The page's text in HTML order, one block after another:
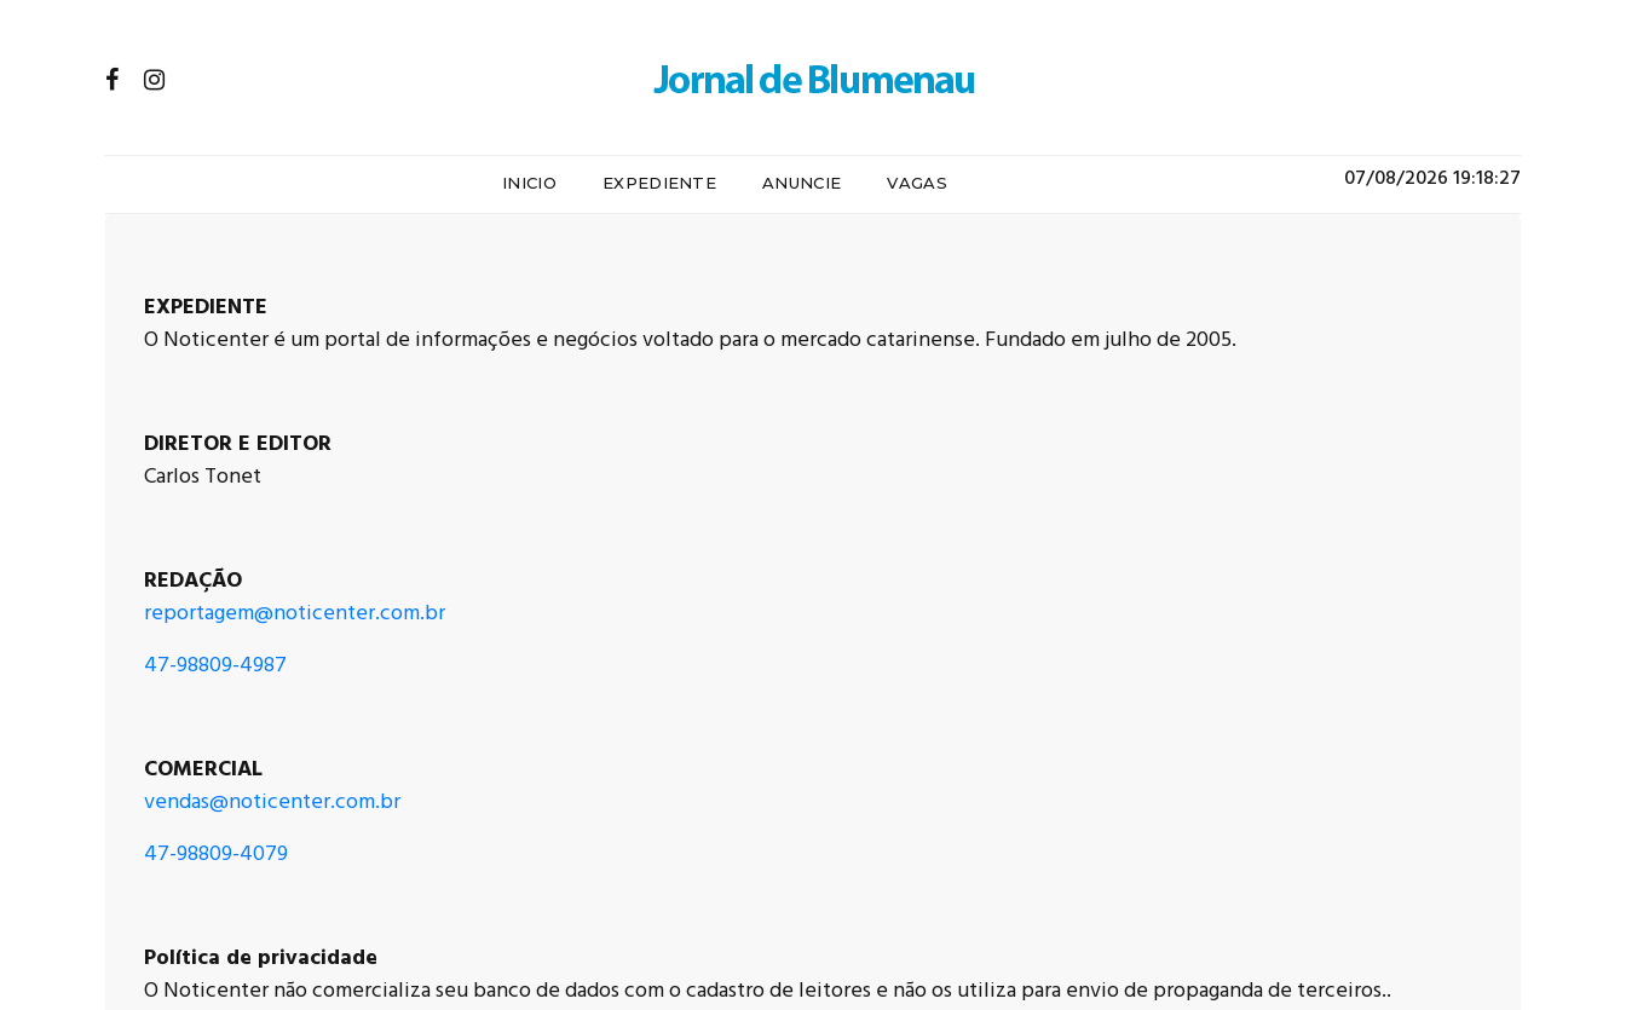
INICIO EXPEDIENTE ANUNCIE VAGAS 07/08/2026 19:18:27
EXPEDIENTE
O Noticenter é um portal de informações e negócios voltado para o mercado catarinense. Fundado em julho de 2005.
DIRETOR E EDITOR
Carlos Tonet
REDAÇÃO
reportagem@noticenter.com.br
47-98809-4987
COMERCIAL
vendas@noticenter.com.br
47-98809-4079
Política de privacidade
O Noticenter não comercializa seu banco de dados com o cadastro de leitores e não os utiliza para envio de propaganda de terceiros..